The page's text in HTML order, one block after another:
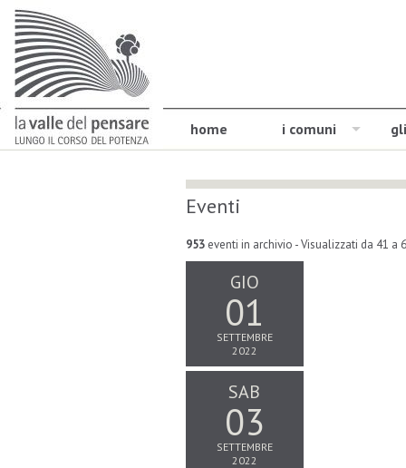
home i comuni
Eventi
953 eventi in archivio - Visualizzati da 41 a
GIO
01
SETTEMBRE
2022
SAB
03
SETTEMBRE
2022